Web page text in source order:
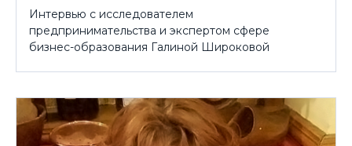
Интервью с исследователем
предпринимательства и экспертом сфере
бизнес-образования Галиной Широковой